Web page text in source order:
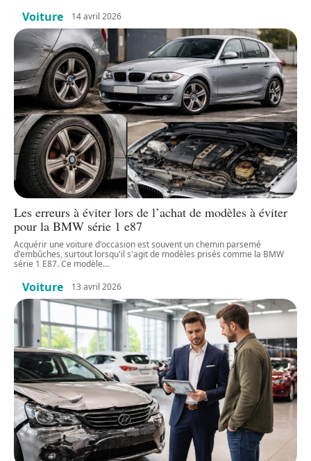
Voiture 14 avril 2026
Les erreurs à éviter lors de l’achat de modèles à éviter
pour la BMW série 1 e87
Acquérir une voiture d'occasion est souvent un chemin parsemé
d'embûches, surtout lorsqu'il s'agit de modèles prisés comme la BMW
série 1 E87. Ce modèle…
Voiture 13 avril 2026